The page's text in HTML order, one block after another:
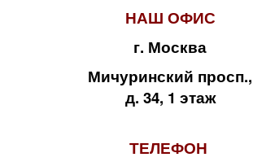
НАШ ОФИС
г. Москва
Мичуринский просп.,
д. 34, 1 этаж
ТЕЛЕФОН